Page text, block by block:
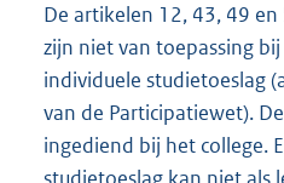
De artikelen 12, 43, 49
zijn niet van toepassing
individuele studietoeslag
van de Participatiewet).
ingediend bij het college.